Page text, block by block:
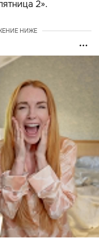
2».
НИЖЕ